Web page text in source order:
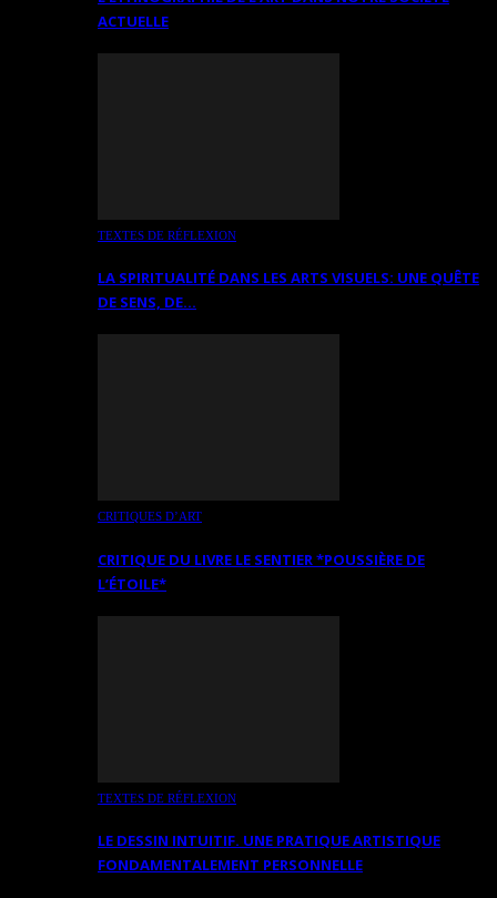
ACTUELLE
TEXTES DE RÉFLEXION
LA SPIRITUALITÉ DANS LES ARTS VISUELS: UNE QUÊTE
DE SENS, DE…
CRITIQUES D’ART
CRITIQUE DU LIVRE LE SENTIER *POUSSIÈRE DE
L’ÉTOILE*
TEXTES DE RÉFLEXION
LE DESSIN INTUITIF. UNE PRATIQUE ARTISTIQUE
FONDAMENTALEMENT PERSONNELLE